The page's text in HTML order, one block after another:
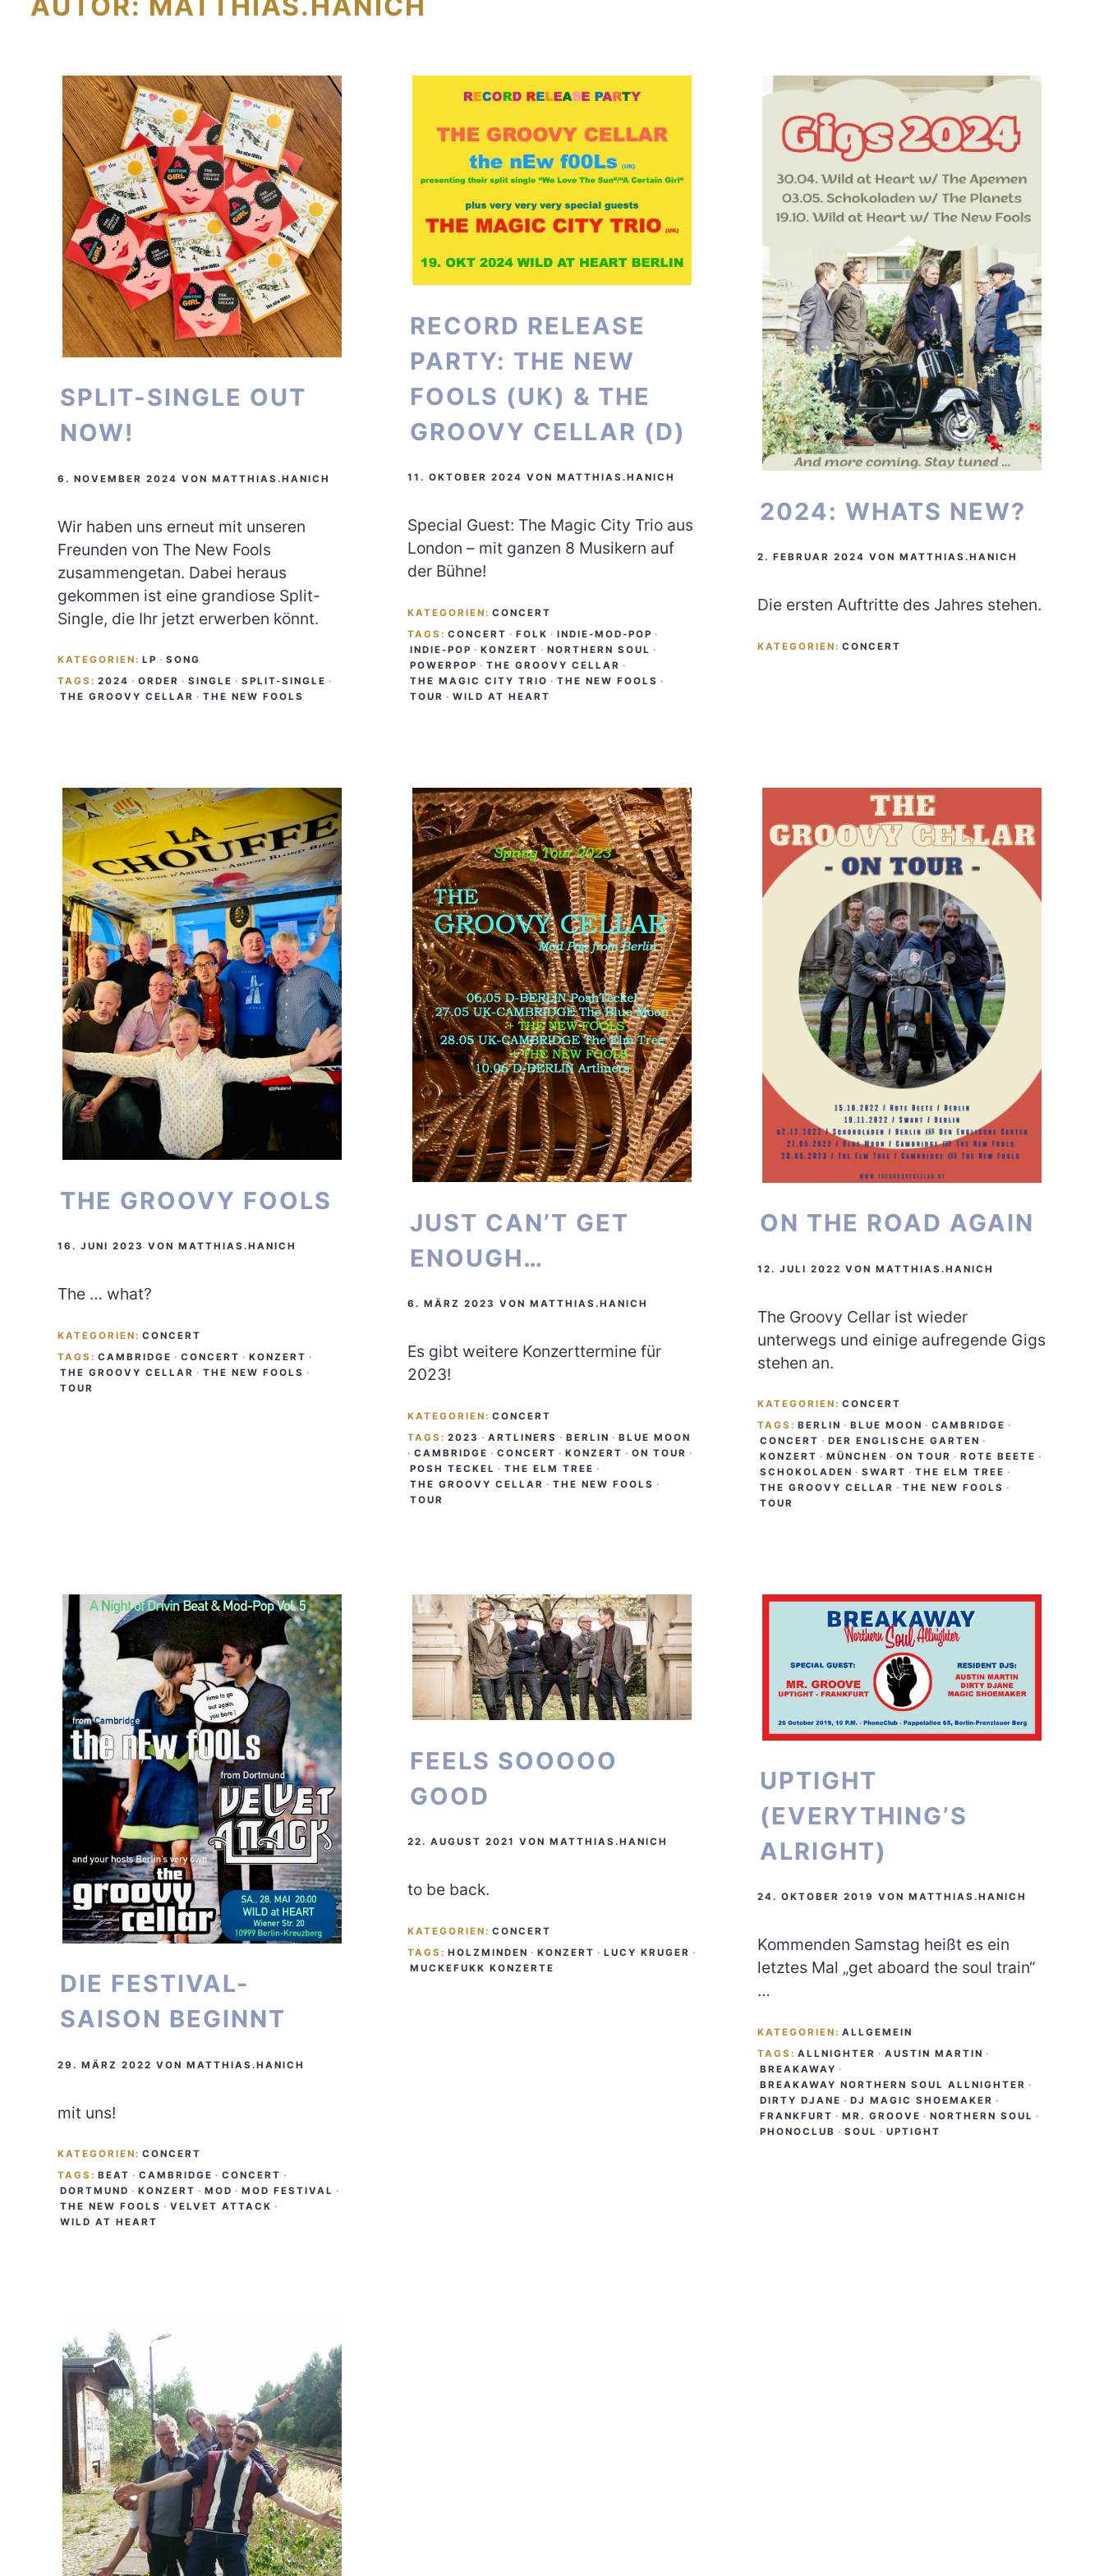
SPLIT-SINGLE OUT
NOW!
6. NOVEMBER 2024 VONMATTHIAS.HANICH
Wir haben uns erneut mit unseren
Freunden von The New Fools
zusammengetan. Dabei heraus
gekommen ist eine grandiose Split-
Single, die Ihr jetzt erwerben könnt.
KATEGORIEN: LP · SONG
TAGS: 2024 · ORDER · SINGLE · SPLIT-SINGLE ·
THE GROOVY CELLAR · THE NEW FOOLS
RECORD RELEASE
PARTY: THE NEW
FOOLS (UK) & THE
GROOVY CELLAR (D)
11. OKTOBER 2024 VON MATTHIAS.HANICH
Special Guest: The Magic City Trio aus
London – mit ganzen 8 Musikern auf
der Bühne!
KATEGORIEN: CONCERT
TAGS: CONCERT · FOLK · INDIE-MOD-POP ·
INDIE-POP · KONZERT · NORTHERN SOUL ·
POWERPOP · THE GROOVY CELLAR ·
THE MAGIC CITY TRIO · THE NEW FOOLS ·
TOUR · WILD AT HEART
2024: WHATS NEW?
2. FEBRUAR 2024 VON MATTHIAS.HANICH
Die ersten Auftritte des Jahres stehen.
KATEGORIEN: CONCERT
THE GROOVY FOOLS
16. JUNI 2023 VONMATTHIAS.HANICH
The … what?
KATEGORIEN: CONCERT
TAGS: CAMBRIDGE · CONCERT · KONZERT ·
THE GROOVY CELLAR · THE NEW FOOLS ·
TOUR
JUST CAN’T GET
ENOUGH…
6. MÄRZ 2023 VON MATTHIAS.HANICH
Es gibt weitere Konzerttermine für
2023!
KATEGORIEN: CONCERT
TAGS: 2023 · ARTLINERS · BERLIN · BLUE MOON
· CAMBRIDGE · CONCERT · KONZERT · ON TOUR ·
POSH TECKEL · THE ELM TREE ·
THE GROOVY CELLAR · THE NEW FOOLS ·
TOUR
ON THE ROAD AGAIN
12. JULI 2022 VON MATTHIAS.HANICH
The Groovy Cellar ist wieder
unterwegs und einige aufregende Gigs
stehen an.
KATEGORIEN: CONCERT
TAGS: BERLIN · BLUE MOON · CAMBRIDGE ·
CONCERT · DER ENGLISCHE GARTEN ·
KONZERT · MÜNCHEN · ON TOUR · ROTE BEETE ·
SCHOKOLADEN · SWART · THE ELM TREE ·
THE GROOVY CELLAR · THE NEW FOOLS ·
TOUR
DIE FESTIVAL-
SAISON BEGINNT
29. MÄRZ 2022 VONMATTHIAS.HANICH
mit uns!
KATEGORIEN: CONCERT
TAGS: BEAT · CAMBRIDGE · CONCERT ·
DORTMUND · KONZERT · MOD · MOD FESTIVAL ·
THE NEW FOOLS · VELVET ATTACK ·
WILD AT HEART
FEELS SOOOOO
GOOD
22. AUGUST 2021 VON MATTHIAS.HANICH
to be back.
KATEGORIEN: CONCERT
TAGS: HOLZMINDEN · KONZERT · LUCY KRUGER ·
MUCKEFUKK KONZERTE
UPTIGHT
(EVERYTHING’S
ALRIGHT)
24. OKTOBER 2019 VON MATTHIAS.HANICH
Kommenden Samstag heißt es ein
letztes Mal „get aboard the soul train“
…
KATEGORIEN: ALLGEMEIN
TAGS: ALLNIGHTER · AUSTIN MARTIN ·
BREAKAWAY ·
BREAKAWAY NORTHERN SOUL ALLNIGHTER ·
DIRTY DJANE · DJ MAGIC SHOEMAKER ·
FRANKFURT · MR. GROOVE · NORTHERN SOUL ·
PHONOCLUB · SOUL · UPTIGHT